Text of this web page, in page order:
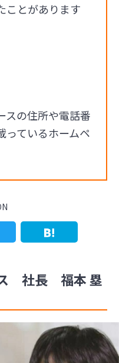
ことがあります
スの住所や電話番
っているホームペ
ス 社長 福本 塁